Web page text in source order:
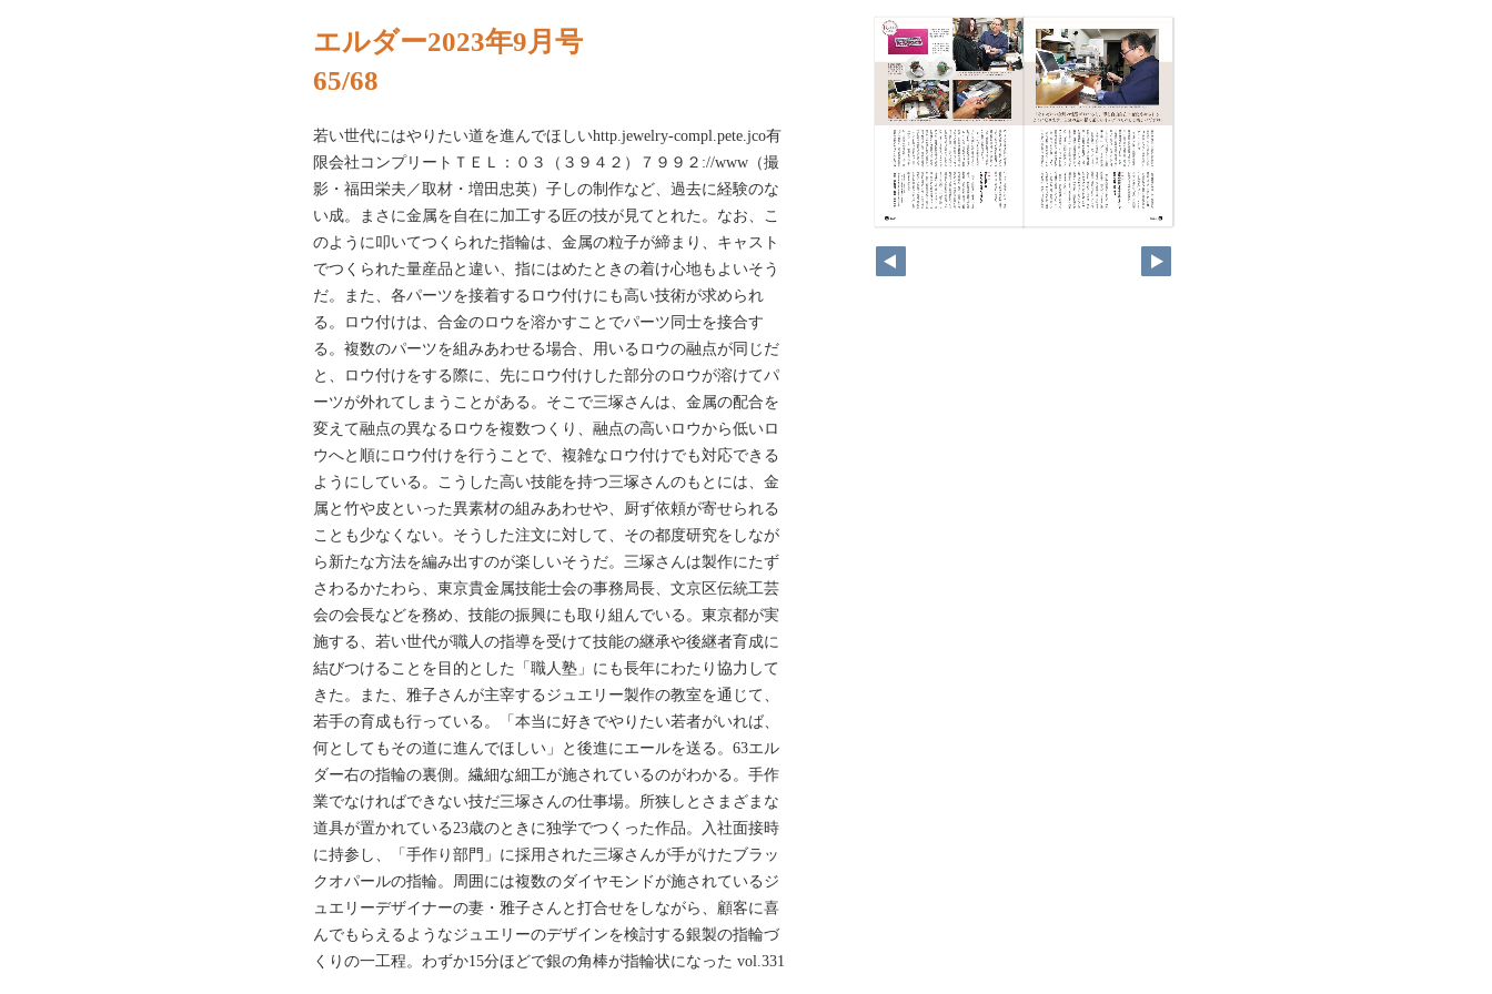
エルダー2023年9月号
65/68
若い世代にはやりたい道を進んでほしいhttp.jewelry-compl.pete.jco有
限会社コンプリートＴＥＬ：０３（３９４２）７９９２://www（撮
影・福田栄夫／取材・増田忠英）子しの制作など、過去に経験のな
い成。まさに金属を自在に加工する匠の技が見てとれた。なお、こ
のように叩いてつくられた指輪は、金属の粒子が締まり、キャスト
でつくられた量産品と違い、指にはめたときの着け心地もよいそう
だ。また、各パーツを接着するロウ付けにも高い技術が求められ
る。ロウ付けは、合金のロウを溶かすことでパーツ同士を接合す
る。複数のパーツを組みあわせる場合、用いるロウの融点が同じだ
と、ロウ付けをする際に、先にロウ付けした部分のロウが溶けてパ
ーツが外れてしまうことがある。そこで三塚さんは、金属の配合を
変えて融点の異なるロウを複数つくり、融点の高いロウから低いロ
ウへと順にロウ付けを行うことで、複雑なロウ付けでも対応できる
ようにしている。こうした高い技能を持つ三塚さんのもとには、金
属と竹や皮といった異素材の組みあわせや、厨ず依頼が寄せられる
ことも少なくない。そうした注文に対して、その都度研究をしなが
ら新たな方法を編み出すのが楽しいそうだ。三塚さんは製作にたず
さわるかたわら、東京貴金属技能士会の事務局長、文京区伝統工芸
会の会長などを務め、技能の振興にも取り組んでいる。東京都が実
施する、若い世代が職人の指導を受けて技能の継承や後継者育成に
結びつけることを目的とした「職人塾」にも長年にわたり協力して
きた。また、雅子さんが主宰するジュエリー製作の教室を通じて、
若手の育成も行っている。「本当に好きでやりたい若者がいれば、
何としてもその道に進んでほしい」と後進にエールを送る。63エル
ダー右の指輪の裏側。繊細な細工が施されているのがわかる。手作
業でなければできない技だ三塚さんの仕事場。所狭しとさまざまな
道具が置かれている23歳のときに独学でつくった作品。入社面接時
に持参し、「手作り部門」に採用された三塚さんが手がけたブラッ
クオパールの指輪。周囲には複数のダイヤモンドが施されているジ
ュエリーデザイナーの妻・雅子さんと打合せをしながら、顧客に喜
んでもらえるようなジュエリーのデザインを検討する銀製の指輪づ
くりの一工程。わずか15分ほどで銀の角棒が指輪状になった vol.331